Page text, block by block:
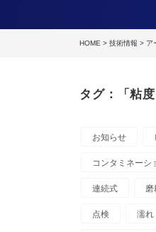
HOME > 技術情報 > ア
タグ：「粘
お知らせ
コンタミネーシ
連続式 磨
点検 濡れ